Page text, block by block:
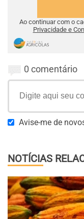
Ao continuar com o
Privacidade e
0 comentário
Avise-me de
NOTÍCIAS